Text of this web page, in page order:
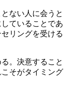
ない人に会うと
ていることであ
リングを受ける
。決意すること
そがタイミング